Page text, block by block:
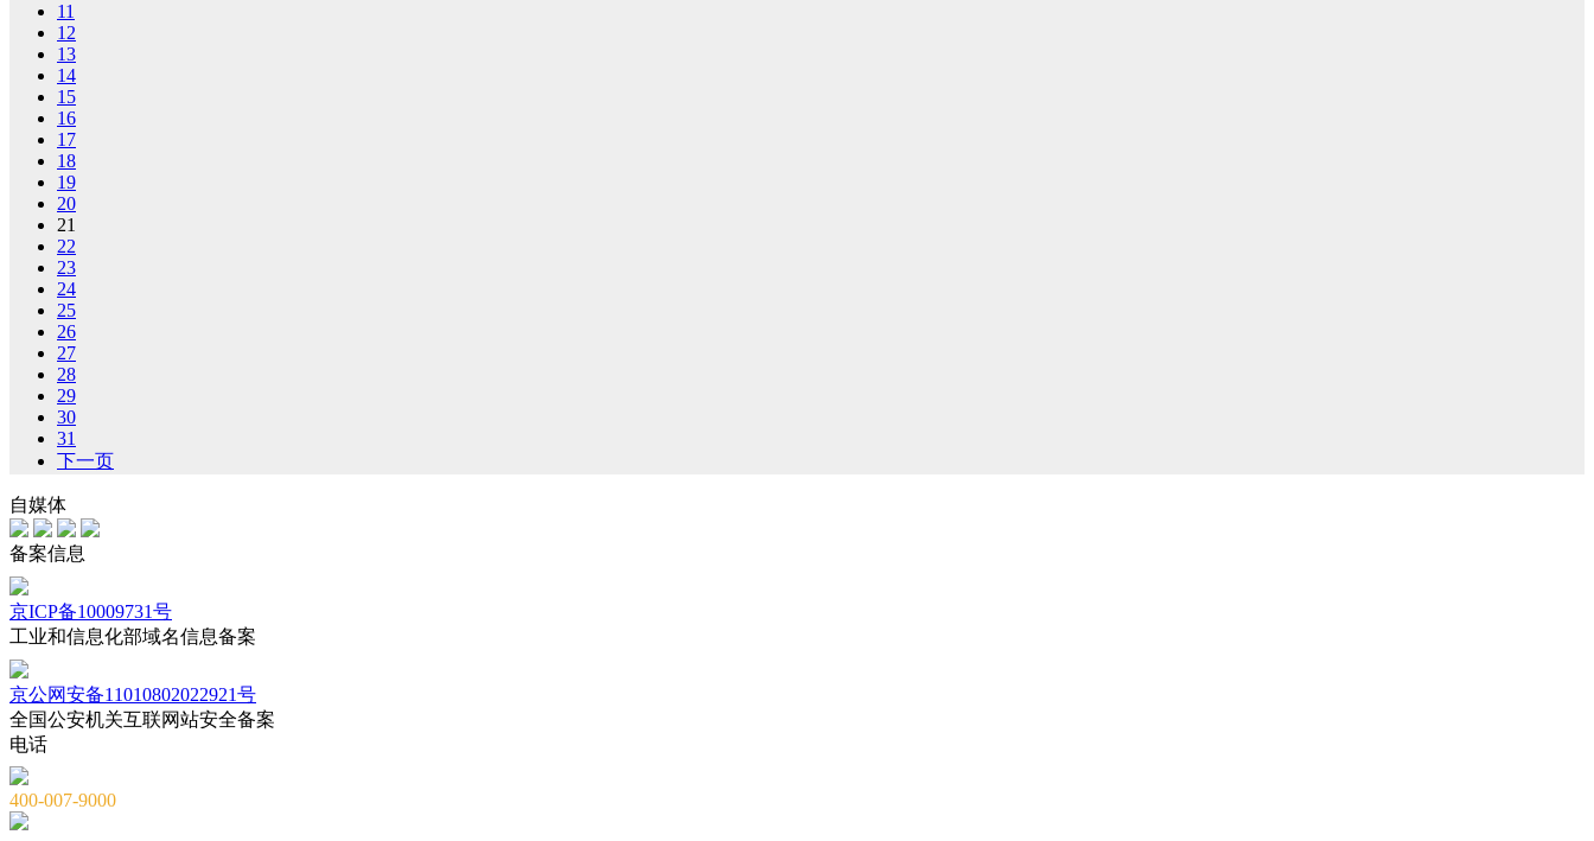
11
12
13
14
15
16
17
18
19
20
21
22
23
24
25
26
27
28
29
30
31
下一页
自媒体
备案信息
京ICP备10009731号
工业和信息化部域名信息备案
京公网安备11010802022921号
全国公安机关互联网站安全备案
电话
400-007-9000